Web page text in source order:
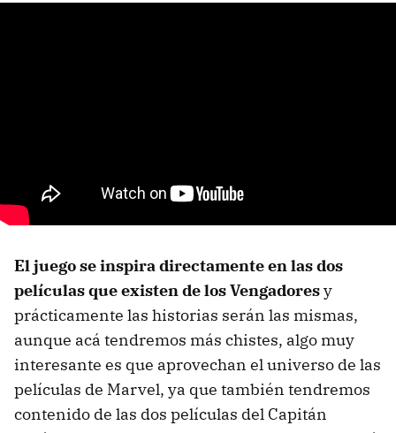
El juego se inspira directamente en las dos
películas que existen de los Vengadoresy
prácticamente las historias serán las mismas,
aunque acá tendremos más chistes, algo muy
interesante es que aprovechan el universo de las
películas de Marvel, ya que también tendremos
contenido de las dos películas del Capitán